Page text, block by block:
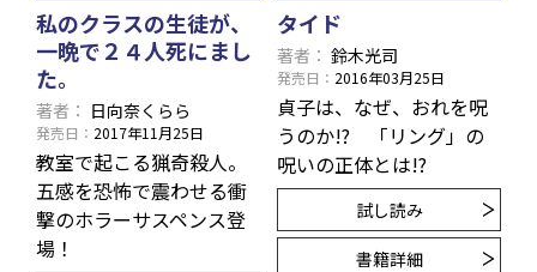
私のクラスの生徒が、
一晩で２４人死にまし
た。
著者 日向奈くらら
発売日 2017年11月25日
教室で起こる猟奇殺人。
五感を恐怖で震わせる衝
撃のホラーサスペンス登
場！
タイド
著者 鈴木光司
発売日 2016年03月25日
貞子は、なぜ、おれを呪
うのか!? 「リング」の
呪いの正体とは!?
試し読み
書籍詳細